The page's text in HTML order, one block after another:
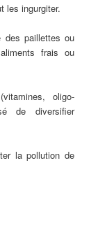
les ingurgiter.
des paillettes ou
frais ou
oligo-
de diversifier
la pollution de